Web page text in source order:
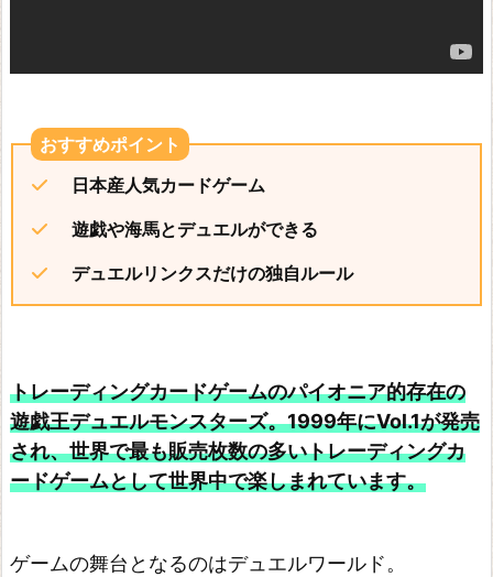
日本産人気カードゲーム
遊戯や海馬とデュエルができる
デュエルリンクスだけの独自ルール
トレーディングカードゲームのパイオニア的存在の
遊戯王デュエルモンスターズ。1999年にVol.1が発売
され、世界で最も販売枚数の多いトレーディングカ
ードゲームとして世界中で楽しまれています。
ゲームの舞台となるのはデュエルワールド。